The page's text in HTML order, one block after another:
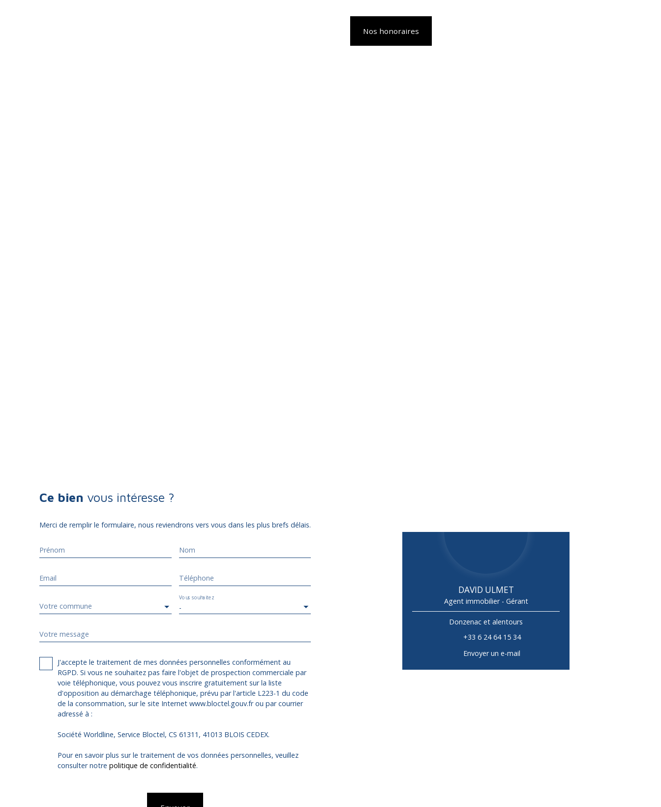
Nos honoraires
Ce bien vous intéresse ?
Merci de remplir le formulaire, nous reviendrons vers vous dans les plus brefs délais.
Prénom Nom
Email Téléphone
Votre commune -
Vous souhaitez
Votre message
J'accepte le traitement de mes données personnelles conformément au
RGPD. Si vous ne souhaitez pas faire l'objet de prospection commerciale par
voie téléphonique, vous pouvez vous inscrire gratuitement sur la liste
d'opposition au démarchage téléphonique, prévu par l'article L223-1 du code
de la consommation, sur le site Internet www.bloctel.gouv.fr ou par courrier
adressé à :
Société Worldline, Service Bloctel, CS 61311, 41013 BLOIS CEDEX.
Pour en savoir plus sur le traitement de vos données personnelles, veuillez
consulter notre politique de confidentialité.
DAVID ULMET
Agent immobilier - Gérant
Donzenac et alentours
+33 6 24 64 15 34
Envoyer un e-mail